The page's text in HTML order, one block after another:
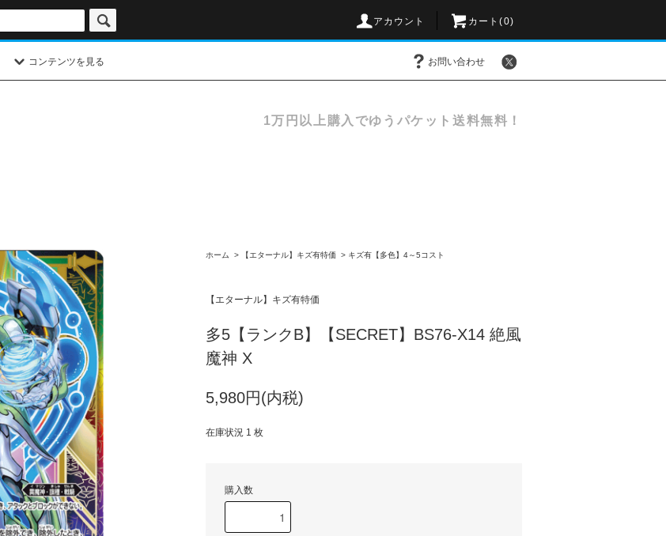
アカウント カート(0)
コンテンツを見る お問い合わせ
1万円以上購入でゆうパケット送料無料！
ホーム > 【エターナル】キズ有特価 > キズ有【多色】4～5コスト
【エターナル】キズ有特価
多5【ランクB】【SECRET】BS76-X14 絶風
魔神 X
5,980円(内税)
在庫状況 1 枚
購入数